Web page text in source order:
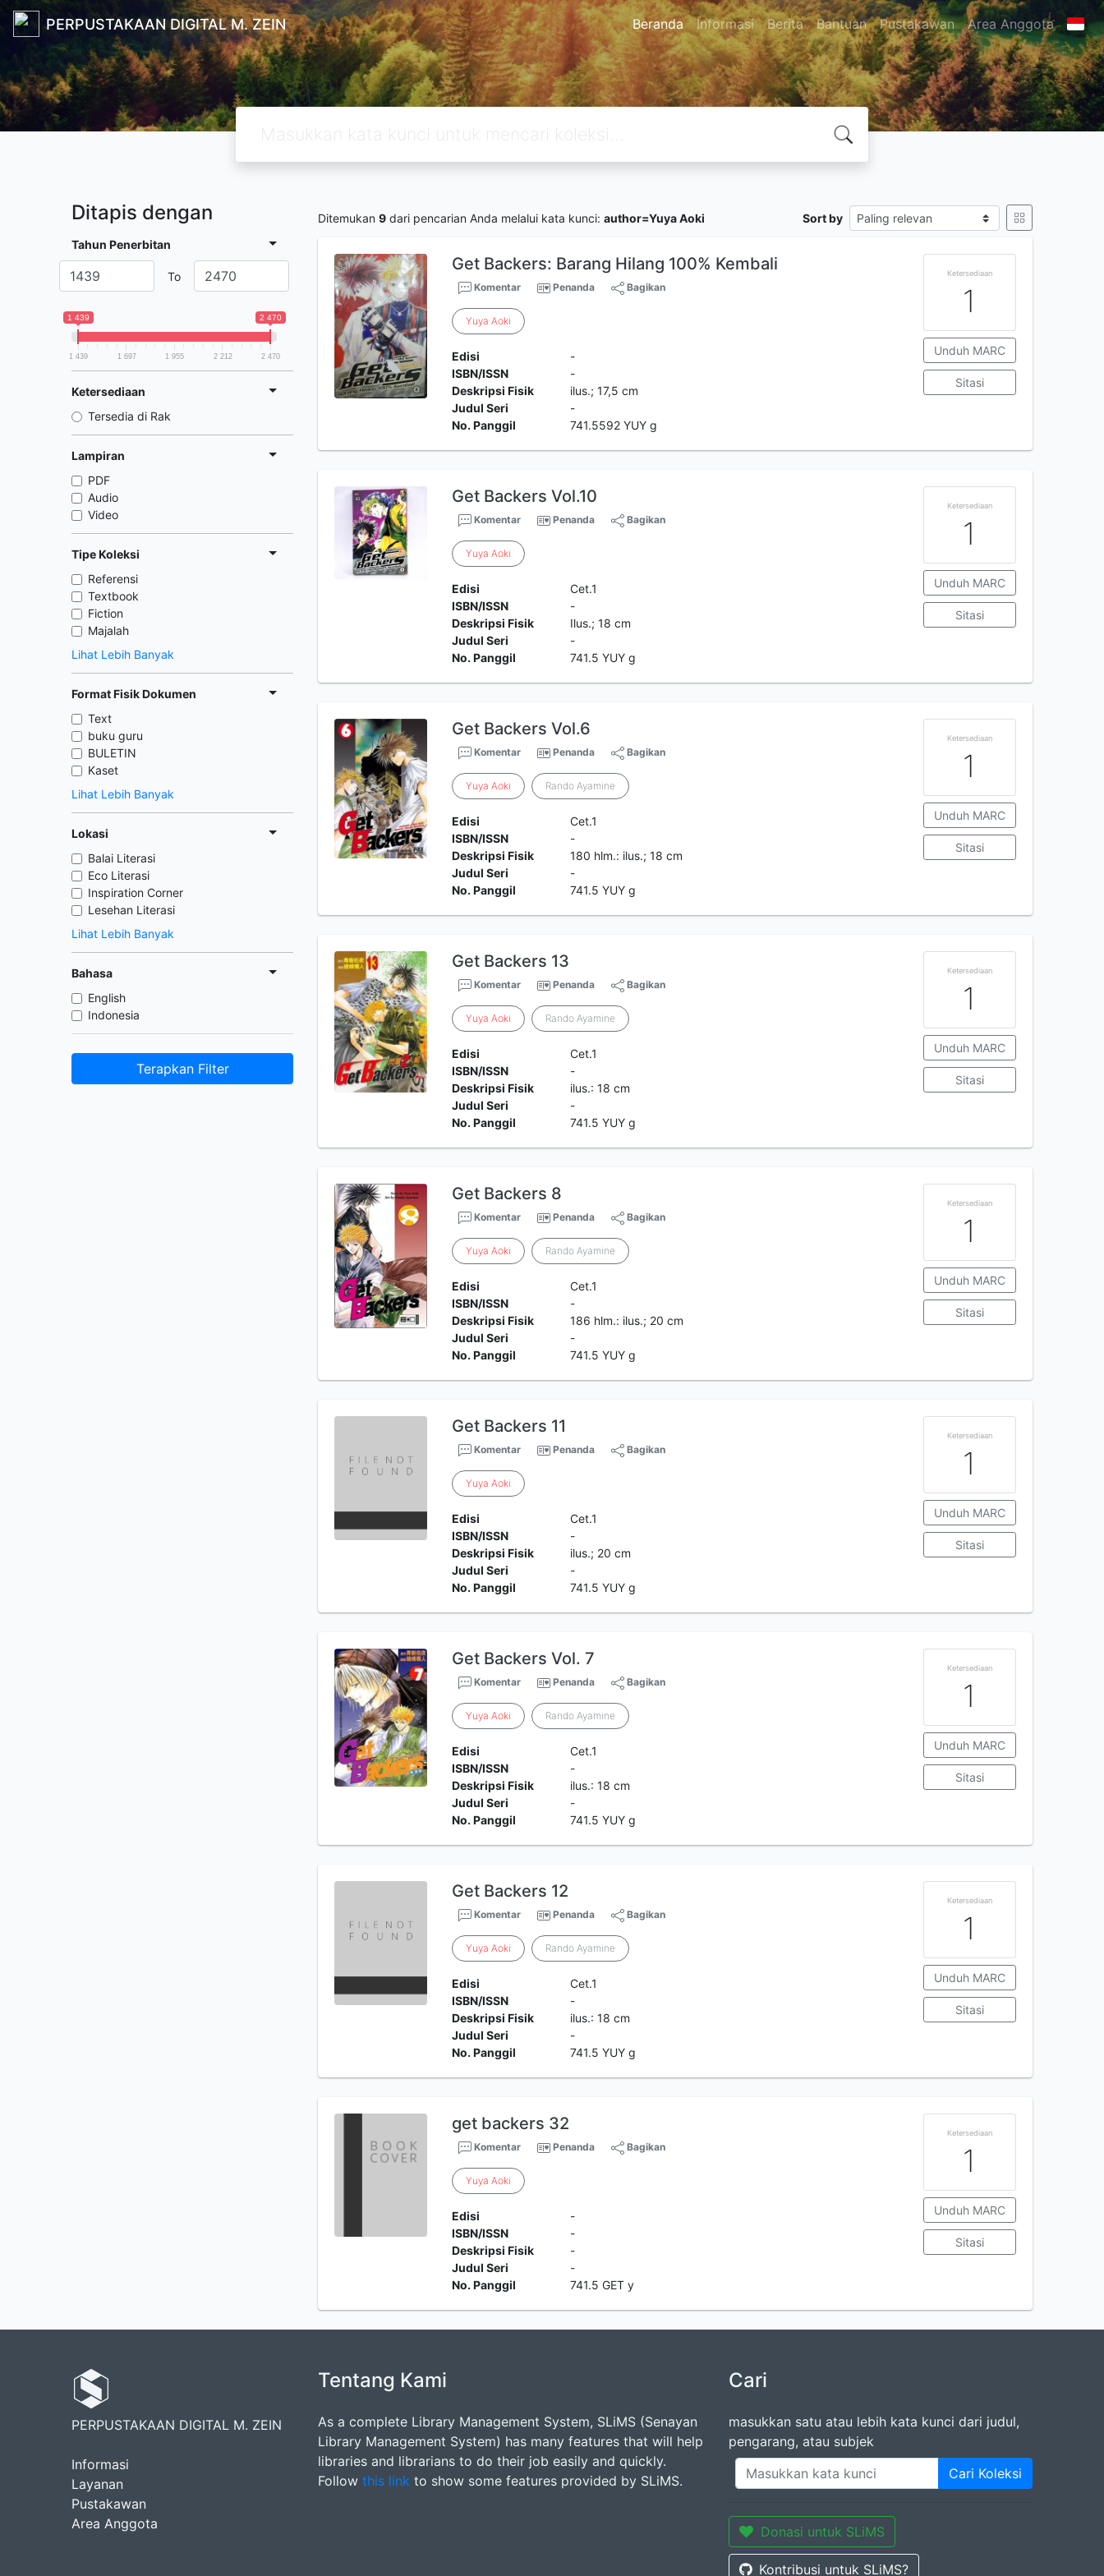
PERPUSTAKAAN DIGITAL M. ZEIN Beranda Informasi Berita Bantuan Pustakawan Area Anggota
Ditapis dengan
Tahun Penerbitan
To
1 439 2 470
1 439 1 697 1 955 2 212 2 470
Ketersediaan
Tersedia di Rak
Lampiran
PDF
Audio
Video
Tipe Koleksi
Referensi
Textbook
Fiction
Majalah
Lihat Lebih Banyak
Format Fisik Dokumen
Text
buku guru
BULETIN
Kaset
Lihat Lebih Banyak
Lokasi
Balai Literasi
Eco Literasi
Inspiration Corner
Lesehan Literasi
Lihat Lebih Banyak
Bahasa
English
Indonesia
Terapkan Filter
Ditemukan 9 dari pencarian Anda melalui kata kunci: author=Yuya Aoki Sort by
Get Backers: Barang Hilang 100% Kembali
Komentar Penanda Bagikan
Yuya Aoki
Edisi
-
ISBN/ISSN
-
Deskripsi Fisik
ilus.; 17,5 cm
Judul Seri
-
No. Panggil
741.5592 YUY g
Ketersediaan
1
Unduh MARC
Sitasi
Get Backers Vol.10
Komentar Penanda Bagikan
Yuya Aoki
Edisi
Cet.1
ISBN/ISSN
-
Deskripsi Fisik
Ilus.; 18 cm
Judul Seri
-
No. Panggil
741.5 YUY g
Ketersediaan
1
Unduh MARC
Sitasi
Get Backers Vol.6
Komentar Penanda Bagikan
Yuya Aoki Rando Ayamine
Edisi
Cet.1
ISBN/ISSN
-
Deskripsi Fisik
180 hlm.: ilus.; 18 cm
Judul Seri
-
No. Panggil
741.5 YUY g
Ketersediaan
1
Unduh MARC
Sitasi
Get Backers 13
Komentar Penanda Bagikan
Yuya Aoki Rando Ayamine
Edisi
Cet.1
ISBN/ISSN
-
Deskripsi Fisik
ilus.: 18 cm
Judul Seri
-
No. Panggil
741.5 YUY g
Ketersediaan
1
Unduh MARC
Sitasi
Get Backers 8
Komentar Penanda Bagikan
Yuya Aoki Rando Ayamine
Edisi
Cet.1
ISBN/ISSN
-
Deskripsi Fisik
186 hlm.: ilus.; 20 cm
Judul Seri
-
No. Panggil
741.5 YUY g
Ketersediaan
1
Unduh MARC
Sitasi
Get Backers 11
Komentar Penanda Bagikan
Yuya Aoki
Edisi
Cet.1
ISBN/ISSN
-
Deskripsi Fisik
ilus.; 20 cm
Judul Seri
-
No. Panggil
741.5 YUY g
Ketersediaan
1
Unduh MARC
Sitasi
Get Backers Vol. 7
Komentar Penanda Bagikan
Yuya Aoki Rando Ayamine
Edisi
Cet.1
ISBN/ISSN
-
Deskripsi Fisik
ilus.: 18 cm
Judul Seri
-
No. Panggil
741.5 YUY g
Ketersediaan
1
Unduh MARC
Sitasi
Get Backers 12
Komentar Penanda Bagikan
Yuya Aoki Rando Ayamine
Edisi
Cet.1
ISBN/ISSN
-
Deskripsi Fisik
ilus.: 18 cm
Judul Seri
-
No. Panggil
741.5 YUY g
Ketersediaan
1
Unduh MARC
Sitasi
get backers 32
Komentar Penanda Bagikan
Yuya Aoki
Edisi
-
ISBN/ISSN
-
Deskripsi Fisik
-
Judul Seri
-
No. Panggil
741.5 GET y
Ketersediaan
1
Unduh MARC
Sitasi
PERPUSTAKAAN DIGITAL M. ZEIN
Informasi
Layanan
Pustakawan
Area Anggota
Tentang Kami
As a complete Library Management System, SLiMS (Senayan
Library Management System) has many features that will help
libraries and librarians to do their job easily and quickly.
Follow this link to show some features provided by SLiMS.
Cari
masukkan satu atau lebih kata kunci dari judul,
pengarang, atau subjek
Cari Koleksi
Donasi untuk SLiMS
Kontribusi untuk SLiMS?